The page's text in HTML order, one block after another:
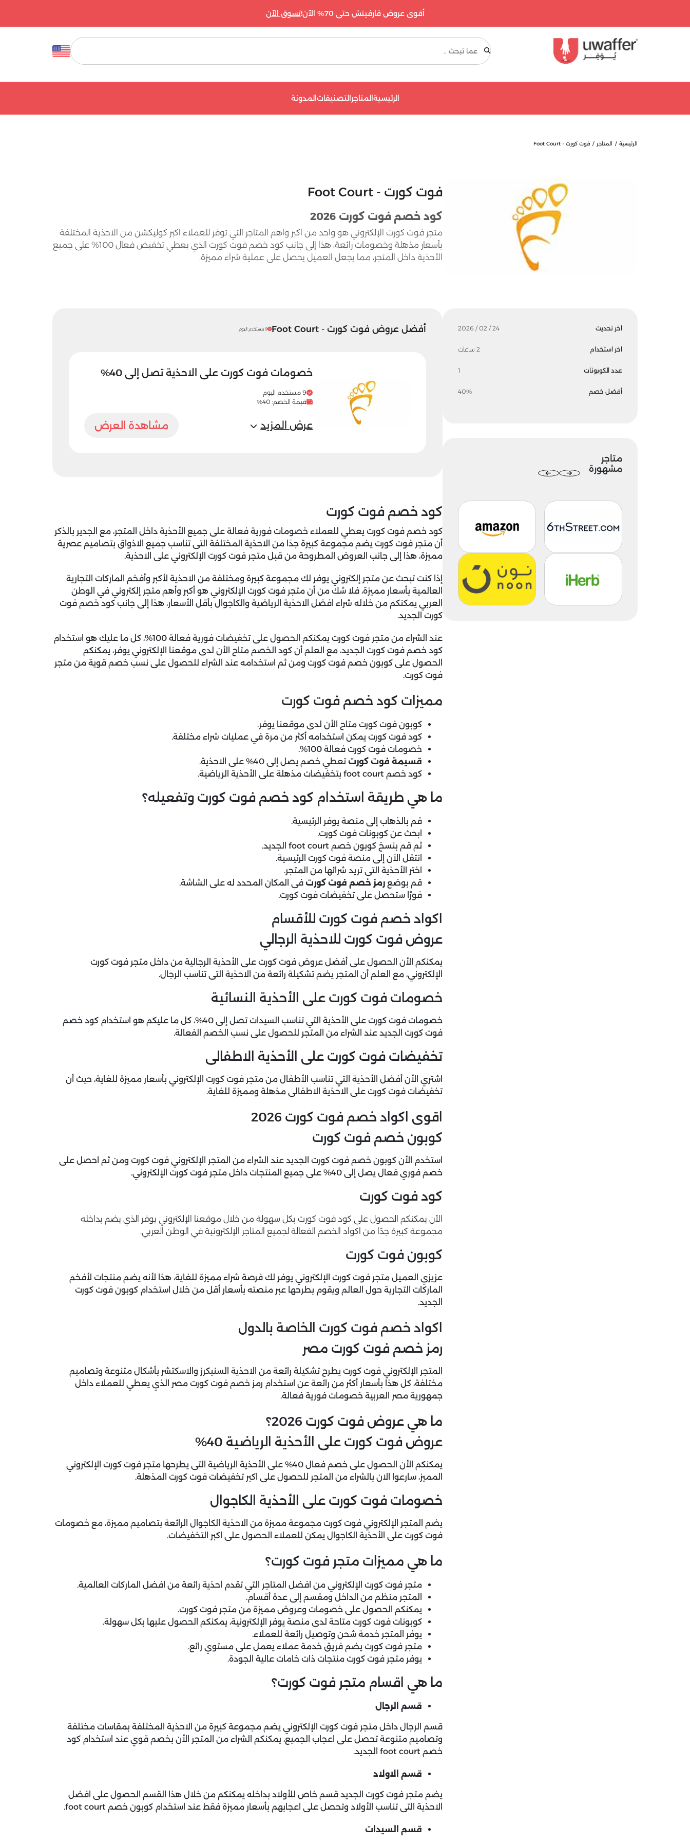
أقوى عروض فارفيتش حتى 70% الآن! تسوق الآن
بحث
الرئيسيةالمتاجرالتصنيفاتالمدونة
الرئيسية المتاجر فوت كورت - Foot Court
فوت كورت - Foot Court
كود خصم فوت كورت 2026
متجر فوت كورت الإلكتروني هو واحد من اكبر واهم المتاجر التي توفر للعملاء اكبر كوليكشن من الاحذية المختلفة
بأسعار مذهلة وخصومات رائعة، هذا إلى جانب كود خصم فوت كورت الذي يعطي تخفيض فعال 100% على جميع
الأحذية داخل المتجر، مما يجعل العميل يحصل على عملية شراء مميزة.
اخر تحديث 24 / 02 / 2026
اخر استخدام 2 ساعات
عدد الكوبونات 1
أفضل خصم 40%
متاجر
مشهورة
أفضل عروض فوت كورت - Foot Court 9 مستخدم اليوم
خصومات فوت كورت على الاحذية تصل إلى 40%
9 مستخدم اليوم
قيمة الخصم: 40%
عرض المزيد مشاهدة العرض
كود خصم فوت كورت
كود خصم فوت كورت يعطي للعملاء خصومات فورية فعالة على جميع الأحذية داخل المتجر، مع الجدير بالذكر
أن متجر فوت كورت يضم مجموعة كبيرة جدًا من الاحذية المختلفة التى تناسب جميع الاذواق بتصاميم عصرية
مميزة، هذا إلى جانب العروض المطروحة من قبل متجر فوت كورت الإلكتروني على الاحذية.
إذا كنت تبحث عن متجر إلكتروني يوفر لك مجموعة كبيرة ومختلفة من الاحذية لأكبر وأفخم الماركات التجارية
العالمية بأسعار مميزة، فلا شك من أن متجر فوت كورت الإلكتروني هو أكبر وأهم متجر إلكتروني في الوطن
العربي يمكنكم من خلاله شراء افضل الاحذية الرياضية والكاجوال بأقل الأسعار، هذا إلى جانب كود خصم فوت
كورت الجديد.
عند الشراء من متجر فوت كورت يمكنكم الحصول على تخفيضات فورية فعالة 100%، كل ما عليك هو استخدام
كود خصم فوت كورت الجديد، مع العلم أن كود الخصم متاح الأن لدى موقعنا الإلكتروني يوفر، يمكنكم
الحصول على كوبون خصم فوت كورت ومن ثم استخدامه عند الشراء للحصول على نسب خصم قوية من متجر
فوت كورت.
مميزات كود خصم فوت كورت
كوبون فوت كورت متاح الأن لدى موقعنا يوفر.
كود فوت كورت يمكن استخدامه أكثر من مرة في عمليات شراء مختلفة.
خصومات فوت كورت فعالة 100%.
قسيمة فوت كورت تعطي خصم يصل إلى 40% على الاحذية.
كود خصم foot court بتخفيضات مذهلة على الأحذية الرياضية.
ما هي طريقة استخدام كود خصم فوت كورت وتفعيله؟
قم بالذهاب إلى منصة يوفر الرئيسية.
ابحث عن كوبونات فوت كورت.
ثم قم بنسخ كوبون خصم foot court الجديد.
انتقل الآن إلى منصة فوت كورت الرئيسية.
اختر الأحذية التى تريد شرائها من المتجر.
قم بوضع رمز خصم فوت كورت فى المكان المحدد له على الشاشة.
فورًا ستحصل على تخفيضات فوت كورت.
اكواد خصم فوت كورت للأقسام
عروض فوت كورت للاحذية الرجالي
يمكنكم الأن الحصول على أفضل عروض فوت كورت على الأحذية الرجالية من داخل متجر فوت كورت
الإلكتروني، مع العلم أن المتجر يضم تشكيلة رائعة من الاحذية التى تناسب الرجال.
خصومات فوت كورت على الأحذية النسائية
خصومات فوت كورت على الأحذية التي تناسب السيدات تصل إلى 40%، كل ما عليكم هو استخدام كود خصم
فوت كورت الجديد عند الشراء من المتجر للحصول على نسب الخصم الفعالة.
تخفيضات فوت كورت على الأحذية الاطفالى
اشتري الأن أفضل الأحذية التي تناسب الأطفال من متجر فوت كورت الإلكتروني بأسعار مميزة للغاية، حيث أن
تخفيضات فوت كورت على الاحذية الاطفالى مذهلة ومميزة للغاية.
اقوى اكواد خصم فوت كورت 2026
كوبون خصم فوت كورت
استخدم الأن كوبون خصم فوت كورت الجديد عند الشراء من المتجر الإلكتروني فوت كورت ومن ثم احصل على
خصم فوري فعال يصل إلى 40% على جميع المنتجات داخل متجر فوت كورت الإلكتروني.
كود فوت كورت
الأن يمكنكم الحصول على كود فوت كورت بكل سهولة من خلال موقعنا الإلكتروني يوفر الذي يضم بداخله
مجموعة كبيرة جدًا من اكواد الخصم الفعالة لجميع المتاجر الإلكترونية في الوطن العربي.
كوبون فوت كورت
عزيزي العميل متجر فوت كورت الإلكتروني يوفر لك فرصة شراء مميزة للغاية، هذا لأنه يضم منتجات لأفخم
الماركات التجارية حول العالم ويقوم بطرحها عبر منصته بأسعار أقل من خلال استخدام كوبون فوت كورت
الجديد.
اكواد خصم فوت كورت الخاصة بالدول
رمز خصم فوت كورت مصر
المتجر الإلكتروني فوت كورت يطرح تشكيلة رائعة من الاحذية السنيكرز والاسكتشر بأشكال متنوعة وتصاميم
مختلفة، كل هذا بأسعار أكثر من رائعة عن استخدام رمز خصم فوت كورت مصر الذي يعطي للعملاء داخل
جمهورية مصر العربية خصومات فورية فعالة.
ما هي عروض فوت كورت 2026؟
عروض فوت كورت على الأحذية الرياضية 40%
يمكنكم الأن الحصول على خصم فعال 40% على الأحذية الرياضية التى يطرحها متجر فوت كورت الإلكتروني
المميز، سارعوا الان بالشراء من المتجر للحصول على اكبر تخفيضات فوت كورت المذهلة.
خصومات فوت كورت على الأحذية الكاجوال
يضم المتجر الإلكتروني فوت كورت مجموعة مميزة من الاحذية الكاجوال الرائعة بتصاميم مميزة، مع خصومات
فوت كورت على الأحذية الكاجوال يمكن للعملاء الحصول على اكبر التخفيضات.
ما هي مميزات متجر فوت كورت؟
متجر فوت كورت الإلكتروني من افضل المتاجر التي تقدم احذية رائعة من افضل الماركات العالمية.
المتجر منظم من الداخل ومقسم إلى عدة أقسام.
يمكنكم الحصول على خصومات وعروض مميزة من متجر فوت كورت.
كوبونات فوت كورت متاحة لدى منصة يوفر الإلكترونية، يمكنكم الحصول عليها بكل سهولة.
يوفر المتجر خدمة شحن وتوصيل رائعة للعملاء.
متجر فوت كورت يضم فريق خدمة عملاء يعمل على مستوي رائع.
يوفر متجر فوت كورت منتجات ذات خامات عالية الجودة.
ما هي اقسام متجر فوت كورت؟
قسم الرجال
قسم الرجال داخل متجر فوت كورت الإلكتروني يضم مجموعة كبيرة من الاحذية المختلفة بمقاسات مختلفة
وتصاميم متنوعة تحصل على اعجاب الجميع، يمكنكم الشراء من المتجر الأن بخصم قوي عند استخدام كود
خصم foot court الجديد.
قسم الاولاد
يضم متجر فوت كورت الجديد قسم خاص للأولاد بداخله يمكنكم من خلال هذا القسم الحصول على افضل
الاحذية التى تناسب الأولاد وتحصل على اعجابهم بأسعار مميزة فقط عند استخدام كوبون خصم foot court.
قسم السيدات